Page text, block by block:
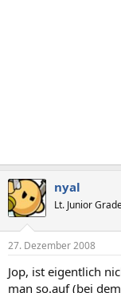
nyal
Lt. Junior
27. Dezember 2008
Jop, ist eigentlich
man so.auf (bei